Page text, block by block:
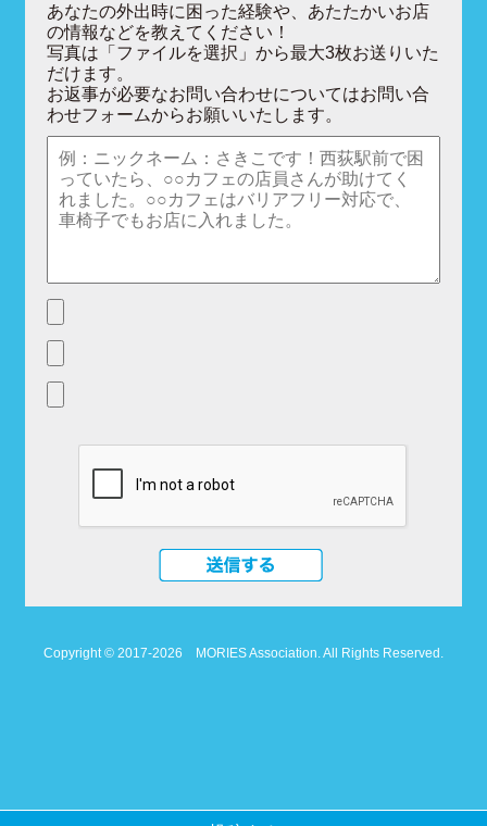
あなたの外出時に困った経験や、あたたかいお店
の情報などを教えてください！
写真は「ファイルを選択」から最大3枚お送りいた
だけます。
お返事が必要なお問い合わせについてはお問い合
わせフォームからお願いいたします。
Copyright © 2017-2026 MORIES Association. All Rights Reserved.